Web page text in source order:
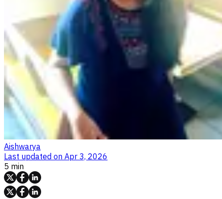
Aishwarya
Last updated on Apr 3, 2026
5 min